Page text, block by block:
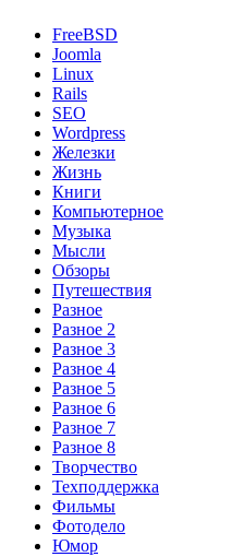
FreeBSD
Joomla
Linux
Rails
SEO
Wordpress
Железки
Жизнь
Книги
Компьютерное
Музыка
Мысли
Обзоры
Путешествия
Разное
Разное 2
Разное 3
Разное 4
Разное 5
Разное 6
Разное 7
Разное 8
Творчество
Техподдержка
Фильмы
Фотодело
Юмор